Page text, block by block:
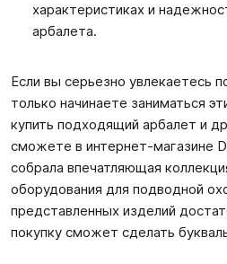
характеристиках и
арбалета.
Если вы серьезно увлекаетесь
только начинаете заниматься
купить подходящий арбалет и
сможете в интернет-магазине
собрала впечатляющая
оборудования для подводной
представленных изделий
покупку сможет сделать